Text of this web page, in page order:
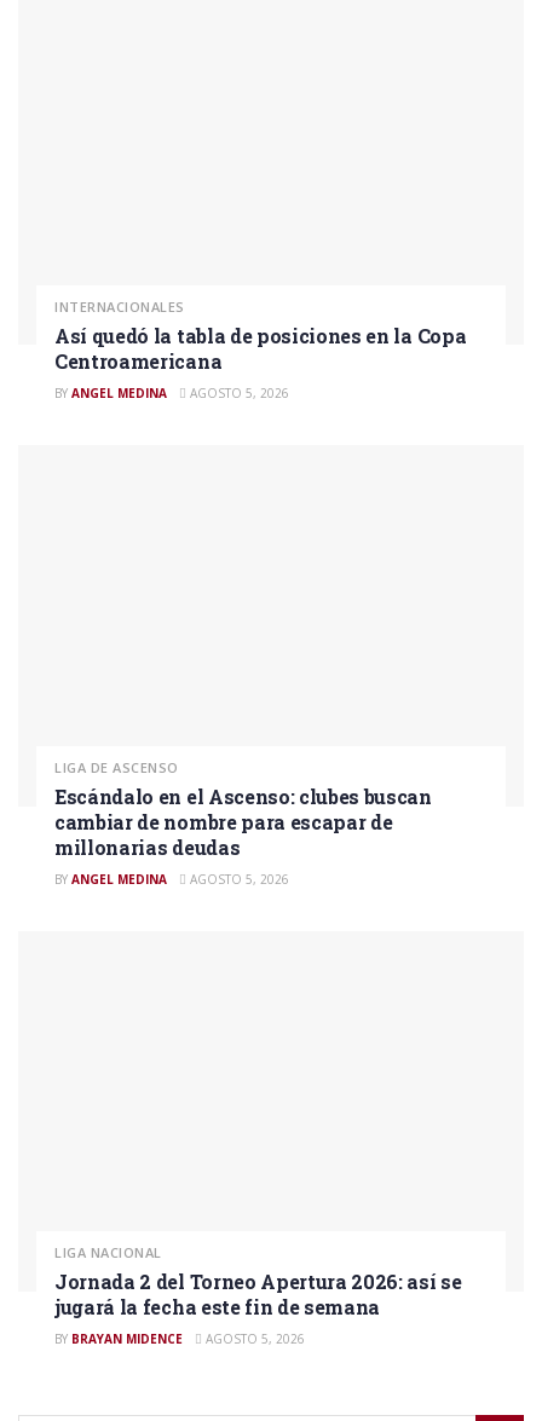
INTERNACIONALES
Así quedó la tabla de posiciones en la Copa
Centroamericana
BY ANGEL MEDINA AGOSTO 5, 2026
LIGA DE ASCENSO
Escándalo en el Ascenso: clubes buscan
cambiar de nombre para escapar de
millonarias deudas
BY ANGEL MEDINA AGOSTO 5, 2026
LIGA NACIONAL
Jornada 2 del Torneo Apertura 2026: así se
jugará la fecha este fin de semana
BY BRAYAN MIDENCE AGOSTO 5, 2026